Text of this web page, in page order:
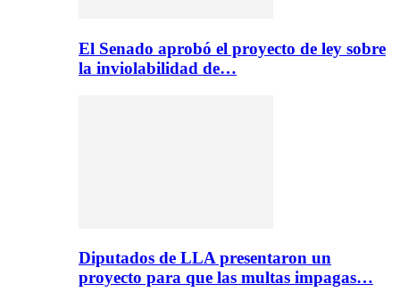
El Senado aprobó el proyecto de ley sobre
la inviolabilidad de…
Diputados de LLA presentaron un
proyecto para que las multas impagas…